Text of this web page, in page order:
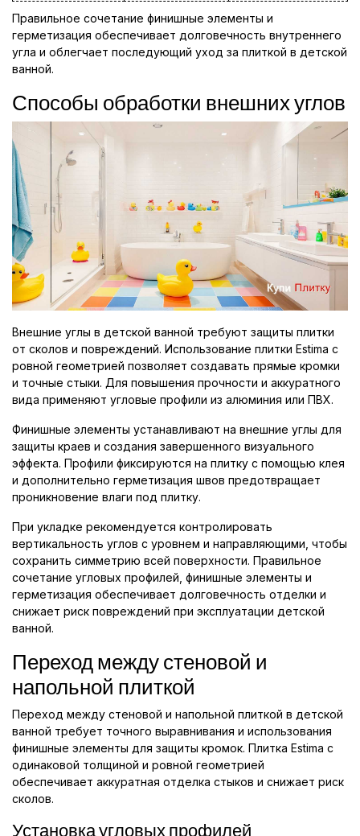
Правильное сочетание финишные элементы и
герметизация обеспечивает долговечность внутреннего
угла и облегчает последующий уход за плиткой в детской
ванной.
Способы обработки внешних углов
Внешние углы в детской ванной требуют защиты плитки
от сколов и повреждений. Использование плитки Estima с
ровной геометрией позволяет создавать прямые кромки
и точные стыки. Для повышения прочности и аккуратного
вида применяют угловые профили из алюминия или ПВХ.
Финишные элементы устанавливают на внешние углы для
защиты краев и создания завершенного визуального
эффекта. Профили фиксируются на плитку с помощью клея
и дополнительно герметизация швов предотвращает
проникновение влаги под плитку.
При укладке рекомендуется контролировать
вертикальность углов с уровнем и направляющими, чтобы
сохранить симметрию всей поверхности. Правильное
сочетание угловых профилей, финишные элементы и
герметизация обеспечивает долговечность отделки и
снижает риск повреждений при эксплуатации детской
ванной.
Переход между стеновой и
напольной плиткой
Переход между стеновой и напольной плиткой в детской
ванной требует точного выравнивания и использования
финишные элементы для защиты кромок. Плитка Estima с
одинаковой толщиной и ровной геометрией
обеспечивает аккуратная отделка стыков и снижает риск
сколов.
Установка угловых профилей